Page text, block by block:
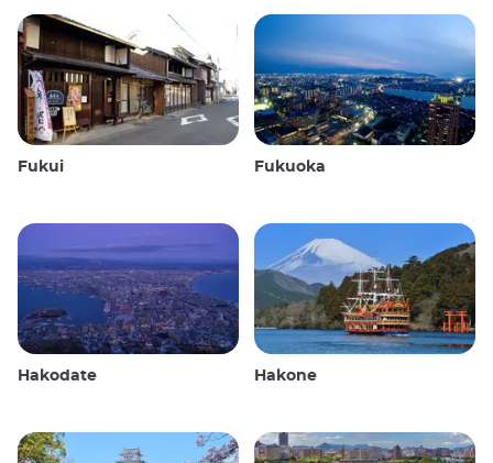
Fukui Fukuoka
Hakodate Hakone